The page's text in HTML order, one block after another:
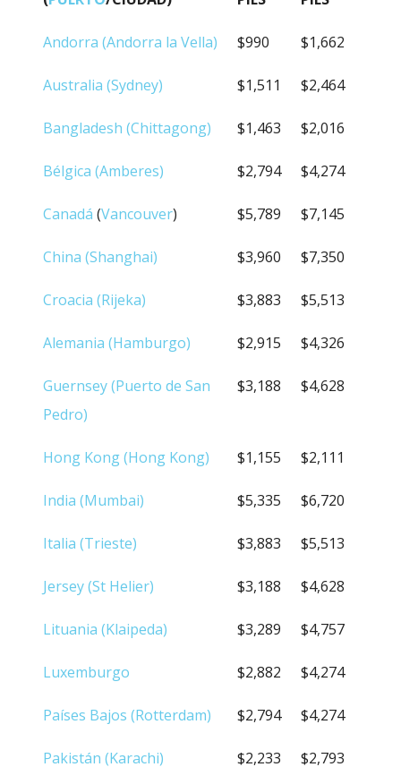
PAÍS DE DESTINO
20
40
Andorra (Andorra la Vella) $990 $1,662
Australia (Sydney) $1,511 $2,464
Bangladesh (Chittagong) $1,463 $2,016
Bélgica (Amberes) $2,794 $4,274
Canadá (Vancouver) $5,789 $7,145
China (Shanghai) $3,960 $7,350
Croacia (Rijeka) $3,883 $5,513
Alemania (Hamburgo) $2,915 $4,326
Guernsey (Puerto de San
Pedro)
$3,188 $4,628
Hong Kong (Hong Kong) $1,155 $2,111
India (Mumbai) $5,335 $6,720
Italia (Trieste) $3,883 $5,513
Jersey (St Helier) $3,188 $4,628
Lituania (Klaipeda) $3,289 $4,757
Luxemburgo $2,882 $4,274
Países Bajos (Rotterdam) $2,794 $4,274
Pakistán (Karachi) $2,233 $2,793